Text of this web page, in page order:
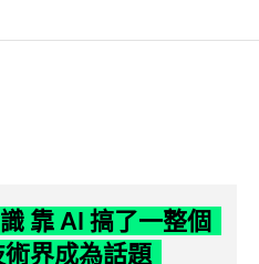
靠 AI 搞了一整個
界成為話題